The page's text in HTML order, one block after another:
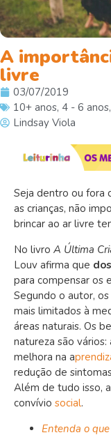
A
livre
03/07/2019
10+ anos, 4 - 6 anos,
Lindsay Viola
Seja dentro ou fora
as crianças, não
brincar ao ar livre
No livro A Última
Louv afirma que
para compensar os
Segundo o autor,
mais limitados à
áreas naturais. Os
natureza são
melhora na a
redução de
Além de tudo isso,
convívio social.
Entenda o